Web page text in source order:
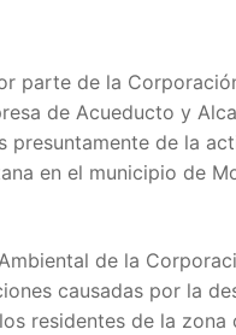
parte de la
de Acueducto y
de la
en el municipio de
de la
causadas por la
residentes de la